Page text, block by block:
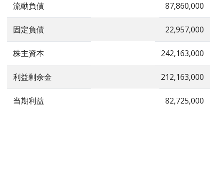
流動負債 87,860,000
固定負債 22,957,000
株主資本 242,163,000
利益剰余金 212,163,000
当期利益 82,725,000